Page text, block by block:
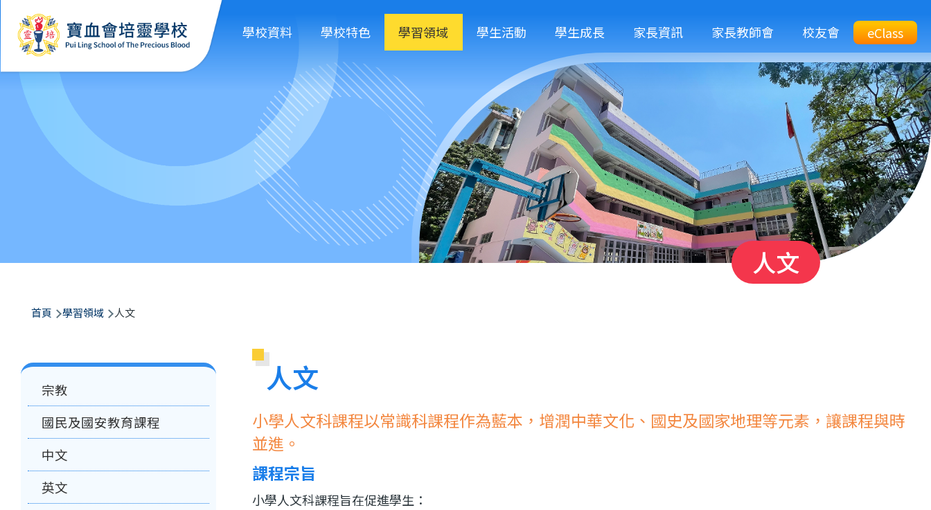
移至主內容
學校資料 學校特色 學習領域 學生活動 學生成長 家長資訊 家長教師會 校友會
Top
eClass
Btn
eClass
人文
航
結
首頁 學習領域 人文
人文
小學人文科課程以常識科課程作為藍本，增潤中華文化、國史及國家地理等元素，讓課程與時
並進。
課程宗旨
小學人文科課程旨在促進學生：
Main
navigation
宗教
國民及國安教育課程
中文
英文